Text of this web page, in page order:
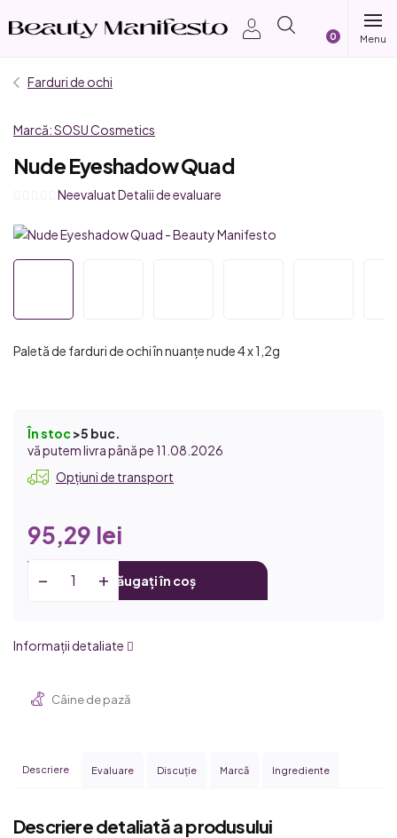
Farduri de ochi
Marcă:SOSU Cosmetics
Nude Eyeshadow Quad
Evaluarea
a
din
stele.
NeevaluatDetalii de evaluare
Paletă de farduri de ochi în nuanțe nude 4 x 1,2g
În stoc>5 buc.
11.08.2026
Opțiuni de transport
95,29 lei
Adăugați în coș
Informaţii detaliate
Câine de pază
Descriere Evaluare Discuţie Marcă Ingrediente
Descriere detaliată a produsului